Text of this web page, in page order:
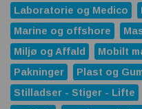
Laboratorie og Medico
Marine og offshore
Miljø og Affald
Mobilt
Pakninger
Plast og
Stilladser - Stiger - Lifte